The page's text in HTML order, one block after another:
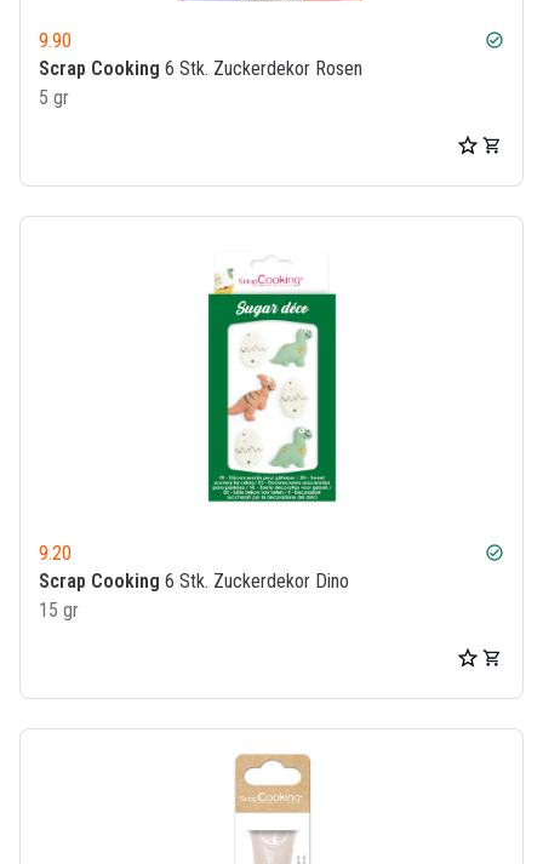
9.90 check_circle
Scrap Cooking 6 Stk. Zuckerdekor Rosen
5 gr
9.20 check_circle
Scrap Cooking 6 Stk. Zuckerdekor Dino
15 gr